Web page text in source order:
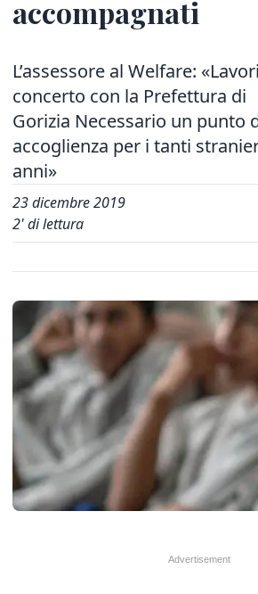
accompagnati
L’assessore al Welfare:
concerto con la Prefettura di
Gorizia Necessario un punto
accoglienza per i tanti
anni»
23 dicembre 2019
2' di lettura